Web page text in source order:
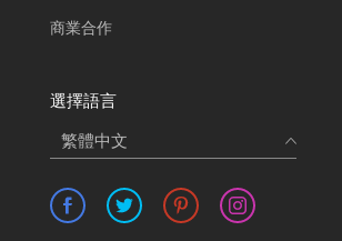
商業合作
選擇語言
繁體中文